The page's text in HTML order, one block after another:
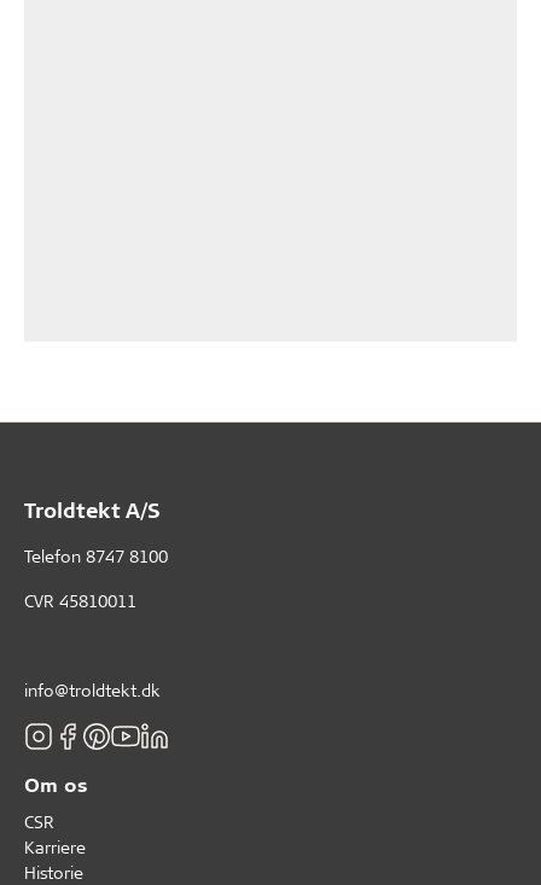
Troldtekt A/S
Telefon 8747 8100
CVR 45810011
info@troldtekt.dk
Om os
CSR
Karriere
Historie